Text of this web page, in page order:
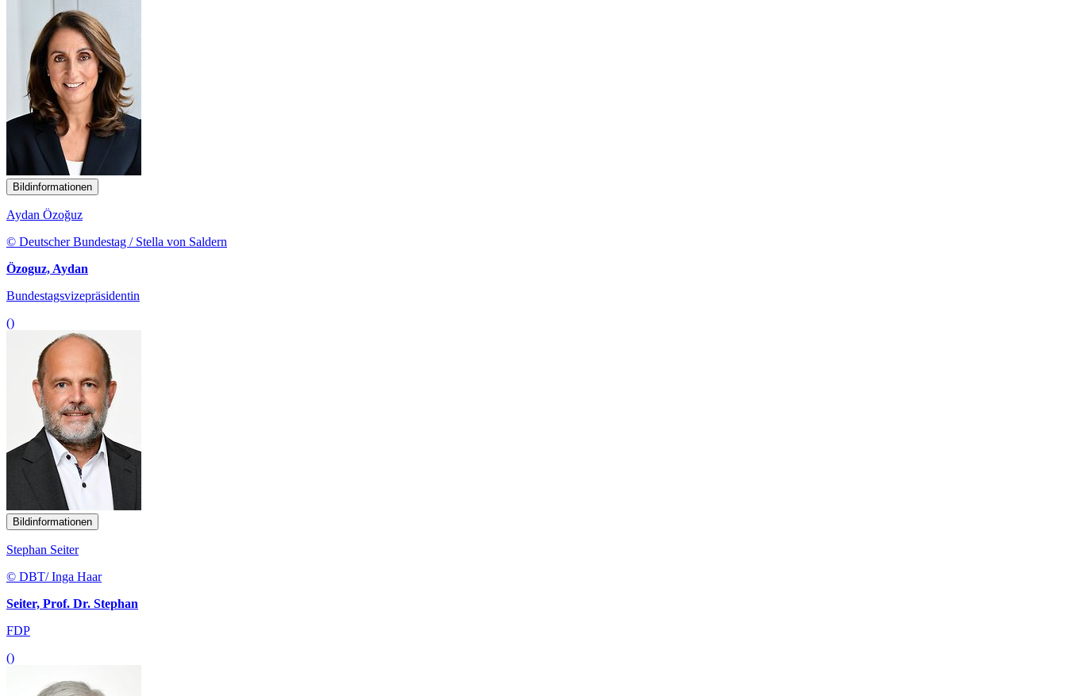
Bildinformationen
Aydan Özoğuz
© Deutscher Bundestag / Stella von Saldern
Özoguz, Aydan
Bundestagsvizepräsidentin
()
Bildinformationen
Stephan Seiter
© DBT/ Inga Haar
Seiter, Prof. Dr. Stephan
FDP
()